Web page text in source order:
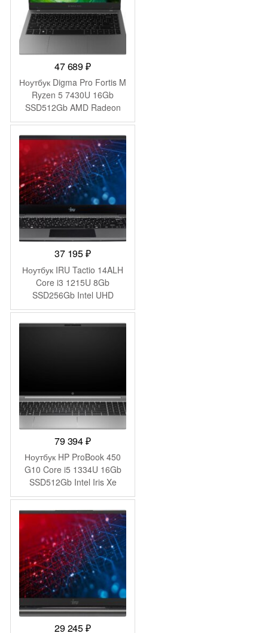
47 689₽
Ноутбук Digma Pro Fortis M
Ryzen 5 7430U 16Gb
SSD512Gb AMD Radeon
Graphics 14.1″ IPS FHD
(1920×1080) Windows 11
Pro grey WiFi BT Cam
4250mAh (DN14R5-
ADXW01)
37 195₽
Ноутбук IRU Tactio 14ALH
Core i3 1215U 8Gb
SSD256Gb Intel UHD
Graphics 14″ IPS FHD
(1920×1080) FreeDOS grey
79 394₽
Ноутбук HP ProBook 450
G10 Core i5 1334U 16Gb
SSD512Gb Intel Iris Xe
graphics 15.6″ IPS FHD
(1920×1080) Windows 11
Pro 64 silver WiFi BT Cam
(A37SVET)
29 245₽